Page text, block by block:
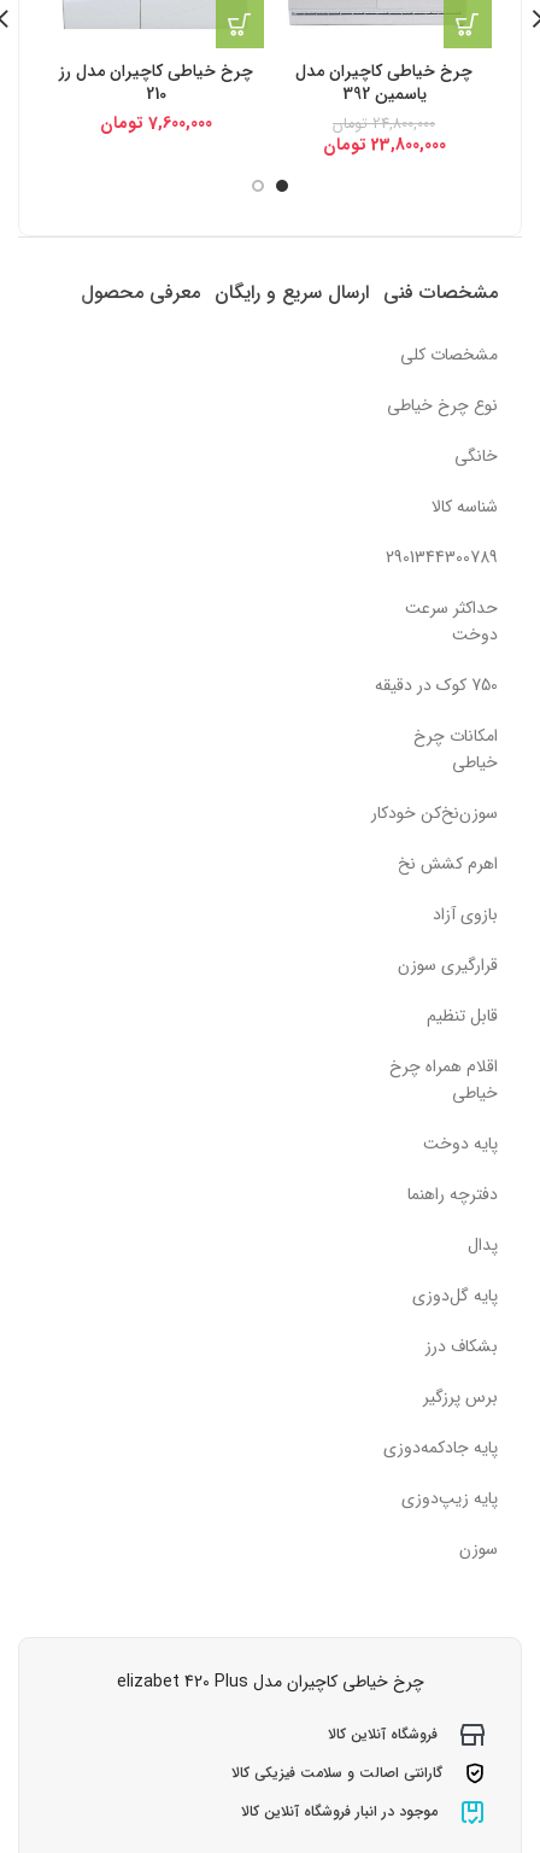
چرخ خیاطی کاچیران مدل
ياسمين 392
24,800,000 تومان
23,800,000 تومان
چرخ خیاطی کاچیران مدل رز
210
7,600,000 تومان
مشخصات فنی ارسال سریع و رایگان معرفی محصول
مشخصات کلی
نوع چرخ خیاطی
خانگی
شناسه کالا
2901344300789
حداکثر سرعت
دوخت
750 کوک در دقیقه
امکانات چرخ
خیاطی
سوزن‌نخ‌کن خودکار
اهرم کشش نخ
بازوی آزاد
قرارگیری سوزن
قابل تنظیم
اقلام همراه چرخ
خیاطی
پایه دوخت
دفترچه راهنما
پدال
پایه گل‌دوزی
بشکاف درز
برس پرزگیر
پایه جادکمه‌دوزی
پایه زیپ‌دوزی
سوزن
چرخ خیاطی کاچیران مدل elizabet 420 Plus
فروشگاه آنلاین کالا
گارانتی اصالت و سلامت فیزیکی کالا
موجود در انبار فروشگاه آنلاین کالا